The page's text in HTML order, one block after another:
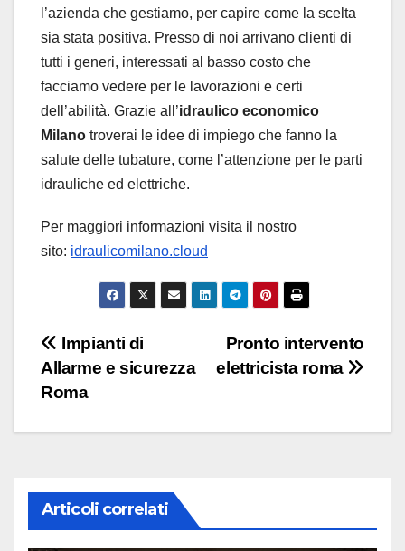
l’azienda che gestiamo, per capire come la scelta
sia stata positiva. Presso di noi arrivano clienti di
tutti i generi, interessati al basso costo che
facciamo vedere per le lavorazioni e certi
dell’abilità. Grazie all’idraulico economico
Milano troverai le idee di impiego che fanno la
salute delle tubature, come l’attenzione per le parti
idrauliche ed elettriche.
Per maggiori informazioni visita il nostro
sito: idraulicomilano.cloud
Navigazione
articoli
Pronto intervento
elettricista roma
Impianti di
Allarme e sicurezza
Roma
Articoli correlati